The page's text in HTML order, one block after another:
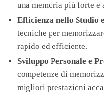
una memoria più forte e
Efficienza nello Studio
tecniche per
rapido ed efficiente.
Sviluppo Personale e
competenze di
migliori prestazioni